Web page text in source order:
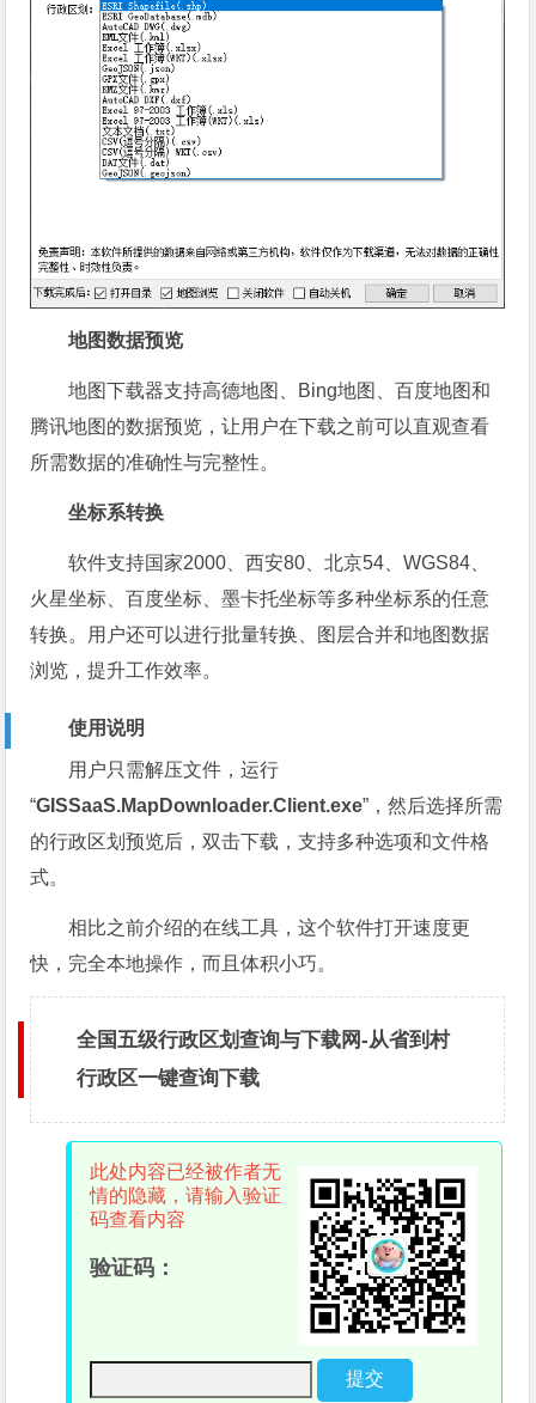
地图数据预览
地图下载器支持高德地图、Bing地图、百度地图和
腾讯地图的数据预览，让用户在下载之前可以直观查看
所需数据的准确性与完整性。
坐标系转换
软件支持国家2000、西安80、北京54、WGS84、
火星坐标、百度坐标、墨卡托坐标等多种坐标系的任意
转换。用户还可以进行批量转换、图层合并和地图数据
浏览，提升工作效率。
使用说明
用户只需解压文件，运行
“GISSaaS.MapDownloader.Client.exe”，然后选择所需
的行政区划预览后，双击下载，支持多种选项和文件格
式。
相比之前介绍的在线工具，这个软件打开速度更
快，完全本地操作，而且体积小巧。
全国五级行政区划查询与下载网-从省到村
行政区一键查询下载
此处内容已经被作者无
情的隐藏，请输入验证
码查看内容
验证码：